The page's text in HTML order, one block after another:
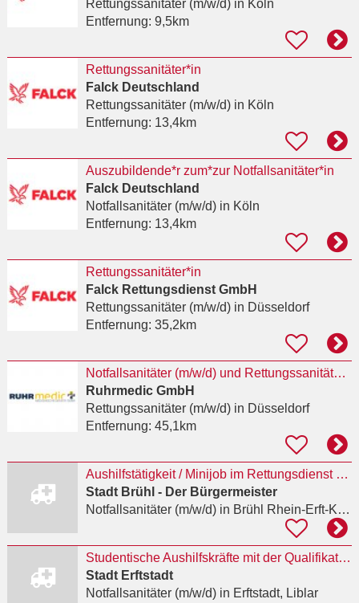
Rettungssanitäter (m/w/d)in Köln
Entfernung: 9,5km
Rettungssanitäter*in
Falck Deutschland
Rettungssanitäter (m/w/d)in Köln
Entfernung: 13,4km
Auszubildende*r zum*zur Notfallsanitäter*in
Falck Deutschland
Notfallsanitäter (m/w/d)in Köln
Entfernung: 13,4km
Rettungssanitäter*in
Falck Rettungsdienst GmbH
Rettungssanitäter (m/w/d)in Düsseldorf
Entfernung: 35,2km
Notfallsanitäter (m/w/d) und Rettungssanitäter (m/w/d) für Düsseldorf
Ruhrmedic GmbH
Rettungssanitäter (m/w/d)in Düsseldorf
Entfernung: 45,1km
Aushilfstätigkeit / Minijob im Rettungsdienst als Notfallsanitäterin / Notfallsanitäter (m/w/d)
Stadt Brühl - Der Bürgermeister
Notfallsanitäter (m/w/d)in Brühl Rhein-Erft-Kreis
Studentische Aushilfskräfte mit der Qualifikation Notfallsanitäter:in (m/w/d)
Stadt Erftstadt
Notfallsanitäter (m/w/d)in Erftstadt, Liblar